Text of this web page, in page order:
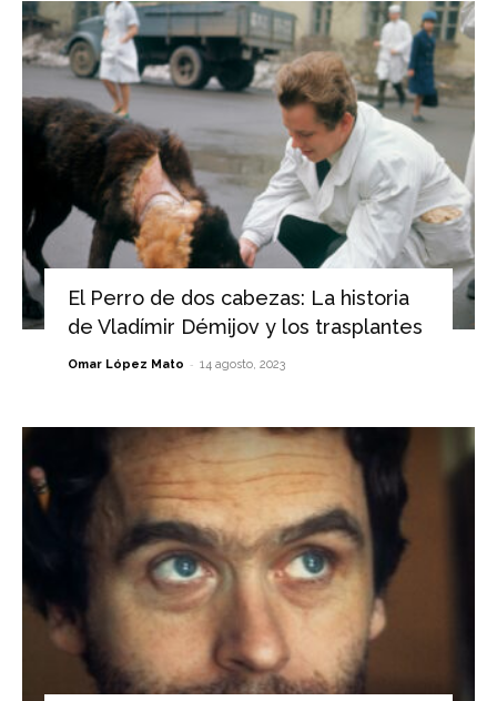
El Perro de dos cabezas: La historia
de Vladímir Démijov y los trasplantes
Omar López Mato - 14 agosto, 2023